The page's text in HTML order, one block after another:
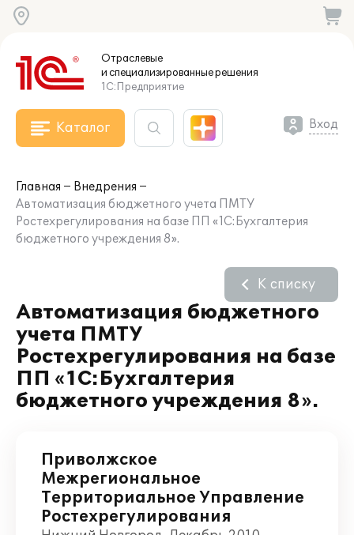
Отраслевые
и специализированныерешения
1С:Предприятие
Каталог Вход
Главная
Внедрения
Автоматизация бюджетного учета ПМТУ
Ростехрегулирования на базе ПП «1С:Бухгалтерия
бюджетного учреждения 8».
Автоматизация бюджетного
учета ПМТУ
Ростехрегулирования на базе
ПП «1С:Бухгалтерия
бюджетного учреждения 8».
К списку
Приволжское
Межрегиональное
Территориальное Управление
Ростехрегулирования